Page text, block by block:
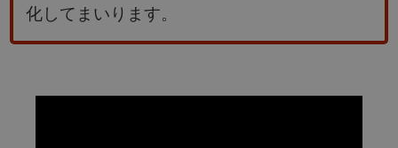
化してまいります。